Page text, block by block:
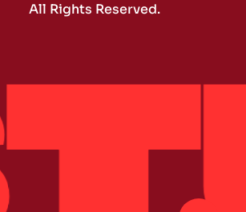
All Rights Reserved.